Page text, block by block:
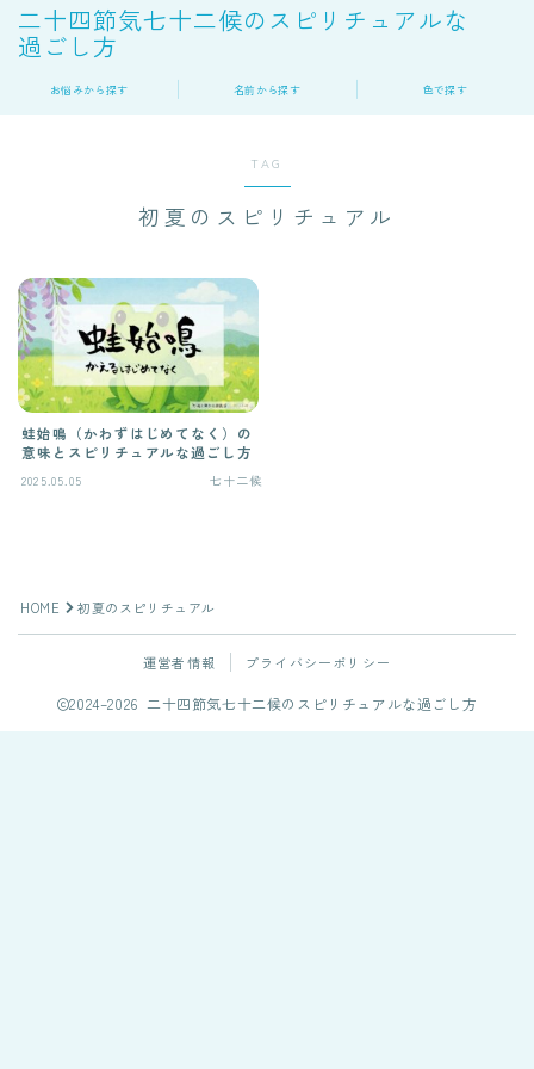
二十四節気七十二候のスピリチュアルな
過ごし方
お悩みから探す 名前から探す 色で探す
TAG
初夏のスピリチュアル
蛙始鳴（かわずはじめてなく）の
意味とスピリチュアルな過ごし方
2025.05.05 七十二候
HOME 初夏のスピリチュアル
運営者情報 プライバシーポリシー
2024–2026 二十四節気七十二候のスピリチュアルな過ごし方